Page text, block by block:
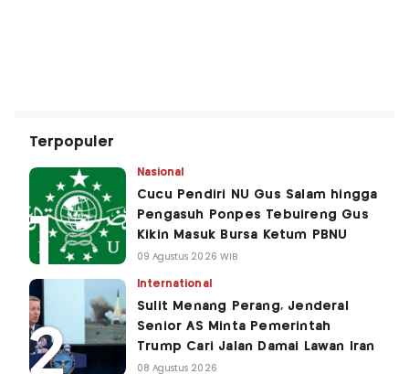
Terpopuler
Nasional
Cucu Pendiri NU Gus Salam hingga
Pengasuh Ponpes Tebuireng Gus
Kikin Masuk Bursa Ketum PBNU
09 Agustus 2026 WIB
International
Sulit Menang Perang, Jenderal
Senior AS Minta Pemerintah
Trump Cari Jalan Damai Lawan Iran
08 Agustus 2026